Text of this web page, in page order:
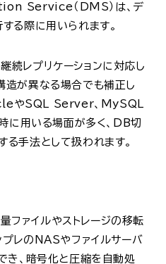
Service（DMS）は、デ
る際に用いられます。
続レプリケーションに対応し
造が異なる場合でも補正し
やSQL Server、MySQL
用いる場面が多く、DB切
る手法として扱われます。
ァイルやストレージの移転
プレのNASやファイルサーバ
、暗号化と圧縮を自動処